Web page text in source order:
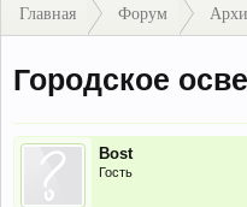
Главная Форум
Городское
Bost
Гость